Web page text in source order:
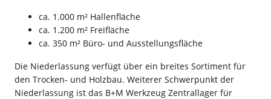
ca. 1.000 m² Hallenfläche
ca. 1.200 m² Freifläche
ca. 350 m² Büro- und Ausstellungsfläche
Die Niederlassung verfügt über ein breites Sortiment für
den Trocken- und Holzbau. Weiterer Schwerpunkt der
Niederlassung ist das B+M Werkzeug Zentrallager für